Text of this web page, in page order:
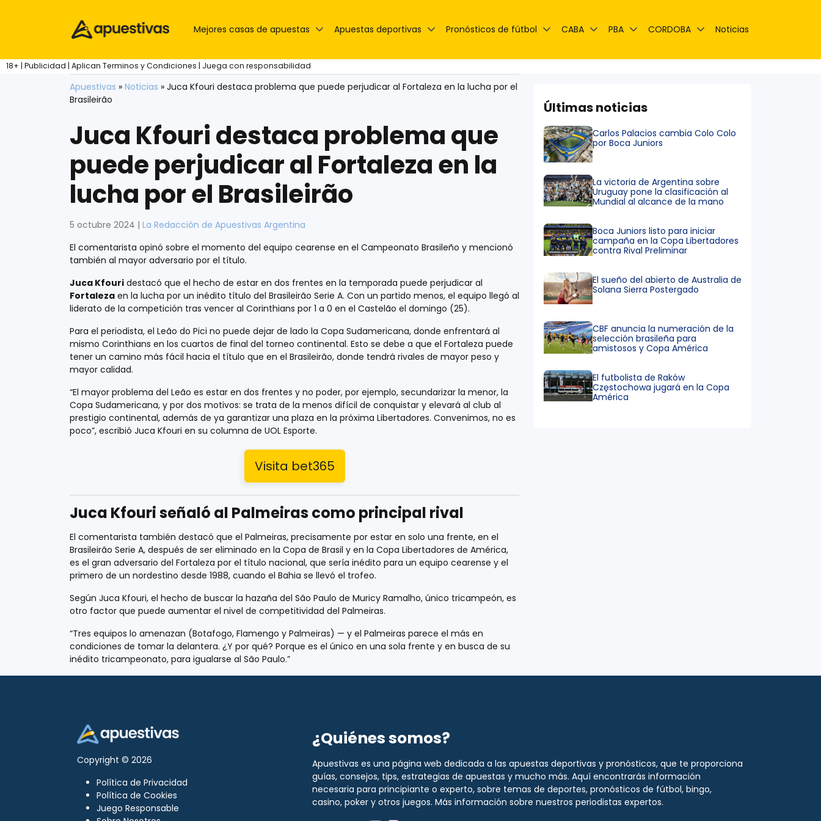
Mejores casas de apuestas
Apuestas deportivas Pronósticos de fútbol CABA PBA CORDOBA Noticias
18+ | Publicidad | Aplican Terminos y Condiciones | Juega con responsabilidad
Apuestivas » Noticias » Juca Kfouri destaca problema que puede perjudicar al Fortaleza en la lucha por el
Brasileirão
Juca Kfouri destaca problema que
puede perjudicar al Fortaleza en la
lucha por el Brasileirão
5 octubre 2024 | La Redacción de Apuestivas Argentina
El comentarista opinó sobre el momento del equipo cearense en el Campeonato Brasileño y mencionó
también al mayor adversario por el título.
Juca Kfouri destacó que el hecho de estar en dos frentes en la temporada puede perjudicar al
Fortaleza en la lucha por un inédito título del Brasileirão Serie A. Con un partido menos, el equipo llegó al
liderato de la competición tras vencer al Corinthians por 1 a 0 en el Castelão el domingo (25).
Para el periodista, el Leão do Pici no puede dejar de lado la Copa Sudamericana, donde enfrentará al
mismo Corinthians en los cuartos de final del torneo continental. Esto se debe a que el Fortaleza puede
tener un camino más fácil hacia el título que en el Brasileirão, donde tendrá rivales de mayor peso y
mayor calidad.
“El mayor problema del Leão es estar en dos frentes y no poder, por ejemplo, secundarizar la menor, la
Copa Sudamericana, y por dos motivos: se trata de la menos difícil de conquistar y elevará al club al
prestigio continental, además de ya garantizar una plaza en la próxima Libertadores. Convenimos, no es
poco”, escribió Juca Kfouri en su columna de UOL Esporte.
Visita bet365
Juca Kfouri señaló al Palmeiras como principal rival
El comentarista también destacó que el Palmeiras, precisamente por estar en solo una frente, en el
Brasileirão Serie A, después de ser eliminado en la Copa de Brasil y en la Copa Libertadores de América,
es el gran adversario del Fortaleza por el título nacional, que sería inédito para un equipo cearense y el
primero de un nordestino desde 1988, cuando el Bahia se llevó el trofeo.
Según Juca Kfouri, el hecho de buscar la hazaña del São Paulo de Muricy Ramalho, único tricampeón, es
otro factor que puede aumentar el nivel de competitividad del Palmeiras.
“Tres equipos lo amenazan (Botafogo, Flamengo y Palmeiras) — y el Palmeiras parece el más en
condiciones de tomar la delantera. ¿Y por qué? Porque es el único en una sola frente y en busca de su
inédito tricampeonato, para igualarse al São Paulo.”
Últimas noticias
Carlos Palacios cambia Colo Colo
por Boca Juniors
La victoria de Argentina sobre
Uruguay pone la clasificación al
Mundial al alcance de la mano
Boca Juniors listo para iniciar
campaña en la Copa Libertadores
contra Rival Preliminar
El sueño del abierto de Australia de
Solana Sierra Postergado
CBF anuncia la numeración de la
selección brasileña para
amistosos y Copa América
El futbolista de Raków
Częstochowa jugará en la Copa
América
Copyright © 2026
Política de Privacidad
Política de Cookies
Juego Responsable
¿Quiénes somos?
Apuestivas es una página web dedicada a las apuestas deportivas y pronósticos, que te proporciona
guías, consejos, tips, estrategias de apuestas y mucho más. Aquí encontrarás información
necesaria para principiante o experto, sobre temas de deportes, pronósticos de fútbol, bingo,
casino, poker y otros juegos. Más información sobre nuestrosperiodistas expertos.